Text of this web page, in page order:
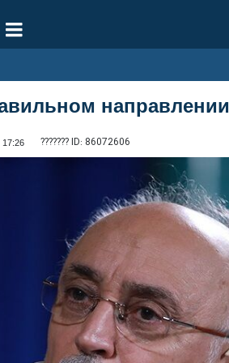
направлении
17:26 ??????? ID: 86072606